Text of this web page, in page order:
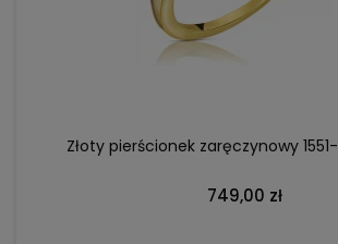
Złoty pierścionek zaręczynowy
749,00 zł
DO KOSZYKA